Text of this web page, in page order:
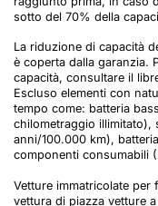
sotto del 70% della
La riduzione di capacità
è coperta dalla garanzia.
capacità, consultare il
Escluso elementi con
tempo come: batteria
chilometraggio illimitato),
anni/100.000 km),
componenti consumabili
Vetture immatricolate per
vettura di piazza vetture